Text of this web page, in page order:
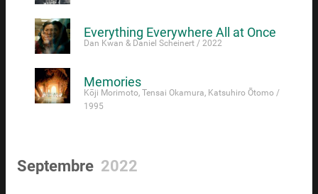
Everything Everywhere All at Once
Dan Kwan & Daniel Scheinert / 2022
Memories
Kōji Morimoto, Tensai Okamura, Katsuhiro Ōtomo /
1995
Septembre 2022